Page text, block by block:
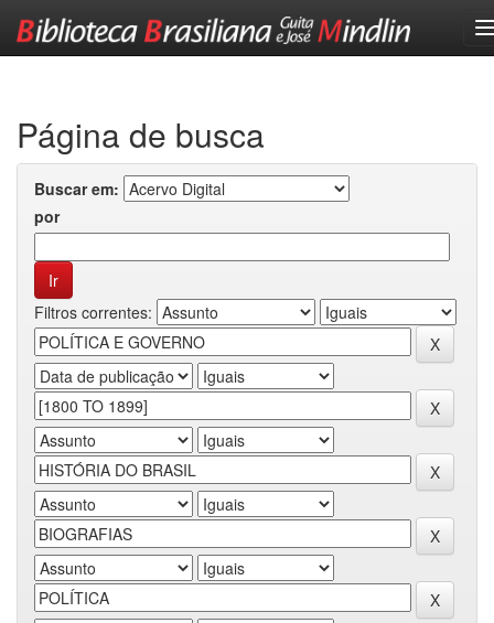
Página de busca
Buscar em:
por
Filtros correntes: